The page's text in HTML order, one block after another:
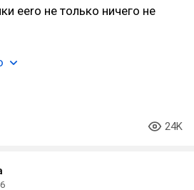
eero не только ничего не
24K